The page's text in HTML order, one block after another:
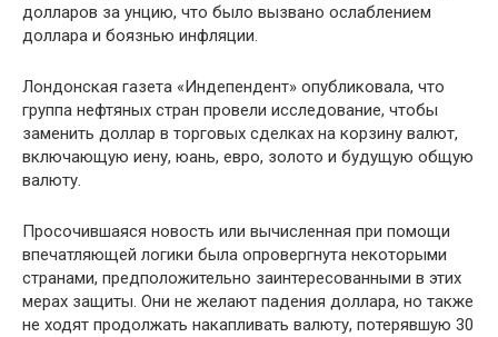
дол­ларов за унцию, что было вызвано ослаблением
доллара и боязнью инфляции.
Лондонская газета «Индепендент» опубликовала, что
группа нефтяных стран провели исследование, чтобы
заме­нить доллар в торговых сделках на корзину валют,
включаю­щую иену, юань, евро, золото и будущую общую
валюту.
Просочившаяся новость или вычисленная при помо­щи
впечатляющей логики была опровергнута некоторыми
странами, предположительно заинтересованными в этих
мерах защиты. Они не желают падения доллара, но также
не ходят продолжать накапливать валюту, потерявшую 30